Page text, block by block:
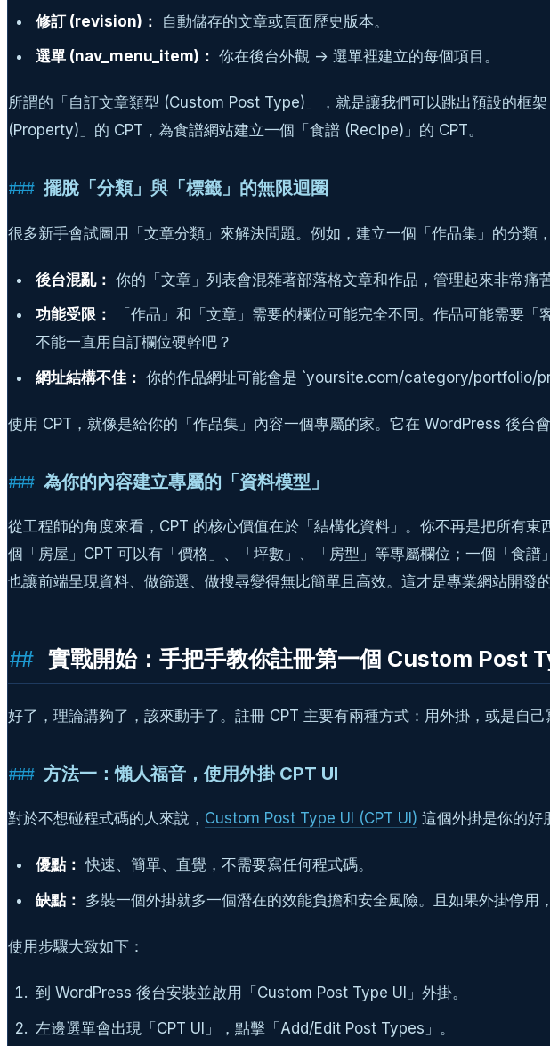
修訂 (revision)：
自動儲存的文章或頁面歷史版本。
選單 (nav_menu_item)： 你在後台外觀 -> 選單裡建立的每個項目。
所謂的「自訂文章類型 (Custom Post Type)」，就是讓我們可以跳出預設的框
(Property)」的 CPT，為食譜網站建立一個「食譜 (Recipe)」的 CPT。
擺脫「分類」與「標籤」的無限迴圈
很多新手會試圖用「文章分類」來解決問題。例如，建立一個「作品集」的分
後台混亂： 你的「文章」列表會混雜著部落格文章和作品，管理起來非常痛苦
功能受限：
「作品」和「文章」需要的欄位可能完全不同。作品可能需要
不能一直用自訂欄位硬幹吧？
網址結構不佳： 你的作品網址可能會是 `yoursite.com/category/portfolio/
使用 CPT，就像是給你的「作品集」內容一個專屬的家。它在 WordPress 後台
為你的內容建立專屬的「資料模型」
從工程師的角度來看，CPT 的核心價值在於「結構化資料」。你不再是把所有
個「房屋」CPT 可以有「價格」、「坪數」、「房型」等專屬欄位；一個「食
也讓前端呈現資料、做篩選、做搜尋變得無比簡單且高效。這才是專業網站開發的
實戰開始：手把手教你註冊第一個 Custom Post
好了，理論講夠了，該來動手了。註冊 CPT 主要有兩種方式：用外掛，或是自
方法一：懶人福音，使用外掛 CPT UI
對於不想碰程式碼的人來說， Custom Post Type UI (CPT UI) 這個外掛是你的好
優點： 快速、簡單、直覺，不需要寫任何程式碼。
缺點： 多裝一個外掛就多一個潛在的效能負擔和安全風險。且如果外掛停用
使用步驟大致如下：
到 WordPress 後台安裝並啟用「Custom Post Type UI」外掛。
左邊選單會出現「CPT UI」，點擊「Add/Edit Post Types」。